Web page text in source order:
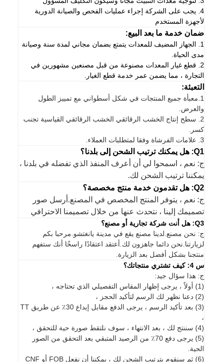
4. يجب على الشركة إجراء عمليات الفحص والصيانة الدورية
لأجهزة المستخدم
ضمان خدمة ما بعد البيع:
1. الجهاز المضيف للمعدات يتمتع بضمان مجاني لمدة سنة وصيانة
مدى الحياة.
2. قطع غيار المعدات مصنوعة من قبل مصنعين مشهورين في
التجارة ، مما يضمن عمر خدمة قطع الغيار.
التعبئة:
1. معبأة جميع المنتجات في شكل أسطواني مع تمييز الطول
والعرض.
2. سطح إنتاج الخشب الرقائقي الخشب الرقائقي القياسية تجنب
كسر.
3. علامات الفرشاة وفقا لمتطلبات العملاء.
Q1: هل يمكنك ترتيب الشحن إلى بلدنا؟
ج: نعم ، اسمحوا لي أن أعرف المنفذ الذي تفضله في بلدنا ،
يمكننا ترتيب الشحن لك.
Q2: هل تقدمون خدمة منتج مخصصة؟
ج: نعم ، يتوفر المنتج المخصص في المصنع.أرسل صور
تصميمك إلينا ، نتحدث عنها من خلال تصميمنا الاحترافي
Q3: هل أنت شركة تجارية أو مصنع؟
ج: نحن مصنع.لدينا مصنع يقع في مدينة يانغتشو.مرحبا بكم
لزيارتنا.نحن دائما جاهزون لك.أعتقد اعتقادًا راسخًا أنك ستفهم
منتجنا بشكل أفضل بعد الزيارة.
س 4: كيف تشتري منتجاتك؟
ج: هذا سؤال جيد:
(1) أولاً ، يرجى إظهار المقاس التفصيلي الذي تحتاجه ،
(2) دعنا نظهر لك الرسم لتأكيد الحجز ،
(3) بعد تأكيد الرسم ، يرجى الدفع مقابل إيداع 30٪ عن طريق TT
،
(4) سننتج لك ، بعد الانتهاء ، سوف نلتقط صورة حية للتحقق ،
(5) يرجى دفع 70٪ من الرصيد المتبقي بعد التحقق من الصور
الحية.
(6) ثم سنقوم بترتيب الشحن لك ، يمكننا أن نفعل FOB أو CNF